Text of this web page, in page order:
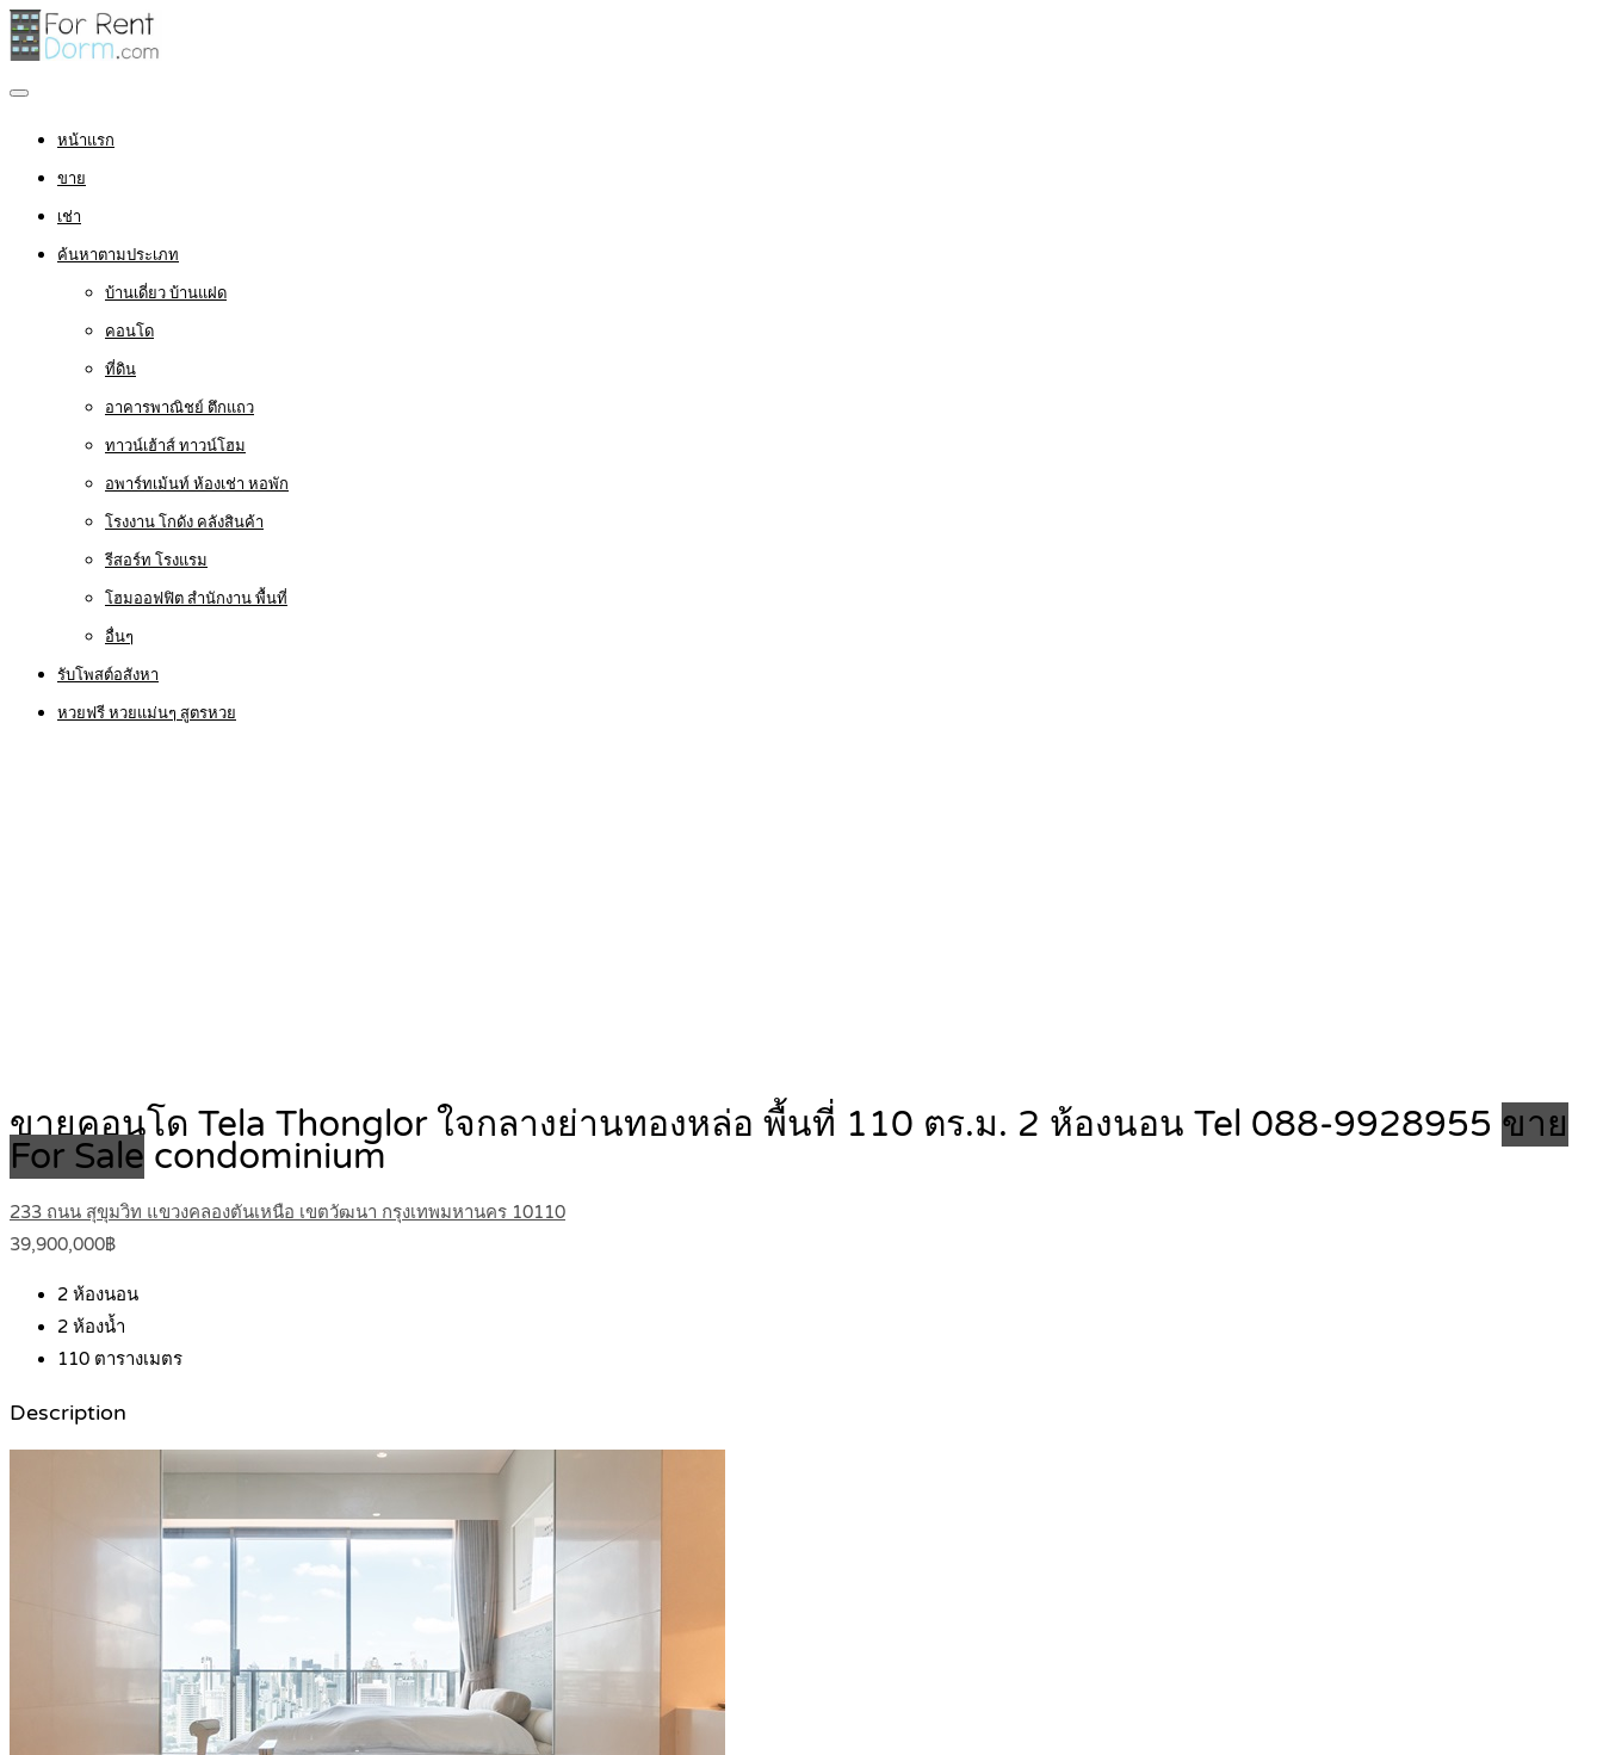
หน้าแรก
ขาย
เช่า
ค้นหาตามประเภท
บ้านเดี่ยว บ้านแฝด
คอนโด
ที่ดิน
อาคารพาณิชย์ ตึกแถว
ทาวน์เฮ้าส์ ทาวน์โฮม
อพาร์ทเม้นท์ ห้องเช่า หอพัก
โรงงาน โกดัง คลังสินค้า
รีสอร์ท โรงแรม
โฮมออฟฟิต สำนักงาน พื้นที่
อื่นๆ
รับโพสต์อสังหา
หวยฟรี หวยแม่นๆ สูตรหวย
ขายคอนโด Tela Thonglor ใจกลางย่านทองหล่อ พื้นที่ 110 ตร.ม. 2 ห้องนอน Tel 088-9928955 ขาย
For Sale condominium
233 ถนน สุขุมวิท แขวงคลองตันเหนือ เขตวัฒนา กรุงเทพมหานคร 10110
39,900,000฿
2 ห้องนอน
2 ห้องน้ำ
110 ตารางเมตร
Description